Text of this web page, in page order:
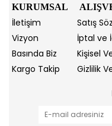
KURUMSAL
İletişim
Satış
Vizyon
İptal ve
Basında Biz
Kişisel
Kargo Takip
Gizlilik